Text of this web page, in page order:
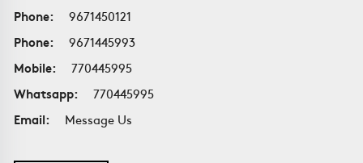
Phone:
9671450121
Phone:
9671445993
Mobile:
770445995
Whatsapp:
770445995
Email:
Message Us